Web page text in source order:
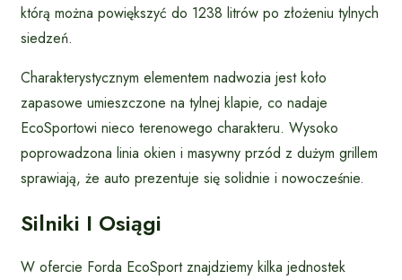
którą można powiększyć do 1238 litrów po złożeniu tylnych
siedzeń.
Charakterystycznym elementem nadwozia jest koło
zapasowe umieszczone na tylnej klapie, co nadaje
EcoSportowi nieco terenowego charakteru. Wysoko
poprowadzona linia okien i masywny przód z dużym grillem
sprawiają, że auto prezentuje się solidnie i nowocześnie.
Silniki I Osiągi
W ofercie Forda EcoSport znajdziemy kilka jednostek